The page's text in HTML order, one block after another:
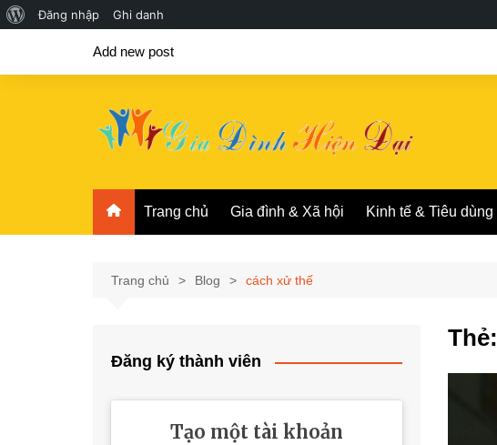
Giới
về
Đăng nhập Ghi danh
Add new post
Trang chủ Gia đình & Xã hội Kinh tế & Tiêu dùng
Trang chủ Blog cách xử thế
Thẻ:
Đăng ký thành viên
Tạo một tài khoản